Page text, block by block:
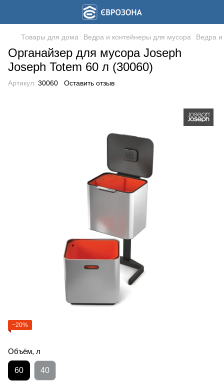
Товары для дома Ведра и контейнеры для мусора Ведра
Органайзер для мусора Joseph
Joseph Totem 60 л (30060)
Артикул: 30060 Оставить отзыв
−20%
Объём, л
60 40